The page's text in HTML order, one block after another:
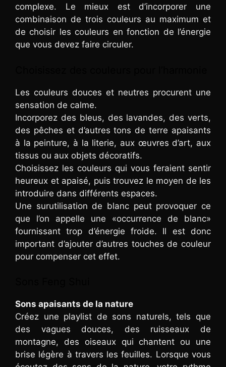
complexe. Le mieux est d’incorporer une
combinaison de trois couleurs au maximum et
de choisir les couleurs en fonction de l’énergie
que vous devez faire circuler.
Les couleurs douces et neutres procurent une
sensation de calme.
Incorporez des bleus, des lavandes, des verts,
des pêches et d’autres tons de terre apaisants
à la peinture, à la literie, aux œuvres d’art, aux
tissus ou aux objets décoratifs.
Choisissez les couleurs qui vous feraient sentir
heureux et apaisé, puis trouvez le moyen de les
introduire dans différents espaces.
Une surutilisation de blanc peut provoquer ce
que l’on appelle une «occurrence de blanc»
fournissant trop d’énergie froide. Il est donc
important d’ajouter d’autres touches de couleur
pour compenser cet effet.
Sons apaisants de la nature
Créez une playlist de sons naturels, tels que
des vagues douces, des ruisseaux de
montagne, des oiseaux qui chantent ou une
brise légère à travers les feuilles. Lorsque vous